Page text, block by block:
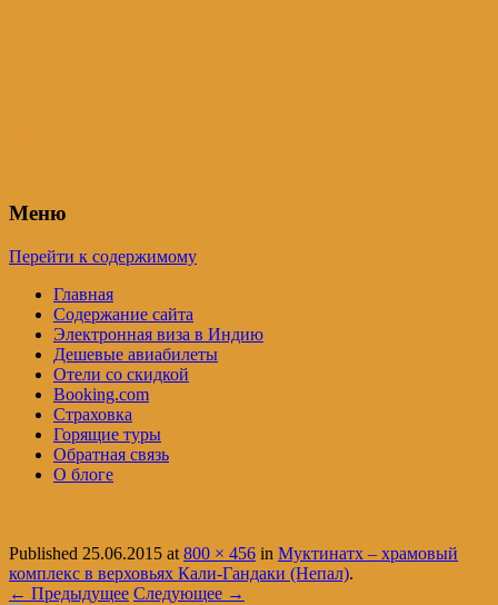
Меню
Перейти к содержимому
Главная
Содержание сайта
Электронная виза в Индию
Дешевые авиабилеты
Отели со скидкой
Booking.com
Страховка
Горящие туры
Обратная связь
О блоге
Published 25.06.2015 at800 × 456 in Муктинатх – храмовый
комплекс в верховьях Кали-Гандаки (Непал).
← Предыдущее Следующее →